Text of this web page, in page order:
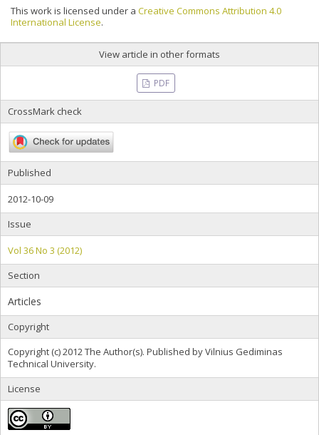
This work is licensed under a Creative Commons Attribution 4.0
International License.
View article in other formats
PDF
CrossMark check
Published
2012-10-09
Issue
Vol 36 No 3 (2012)
Section
Articles
Copyright
Copyright (c) 2012 The Author(s). Published by Vilnius Gediminas
Technical University.
License